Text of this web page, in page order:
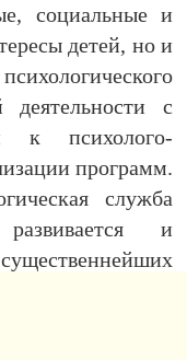
социальные и
детей, но и
деятельности с
к психолого-
программ.
служба
и
образования